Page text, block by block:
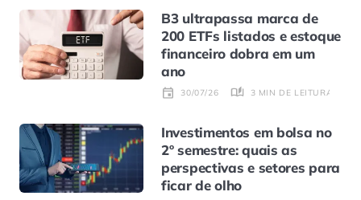
B3 ultrapassa marca de
200 ETFs listados e estoque
financeiro dobra em um
ano
30/07/26 3 MIN DE LEITURA
Investimentos em bolsa no
2º semestre: quais as
perspectivas e setores para
ficar de olho